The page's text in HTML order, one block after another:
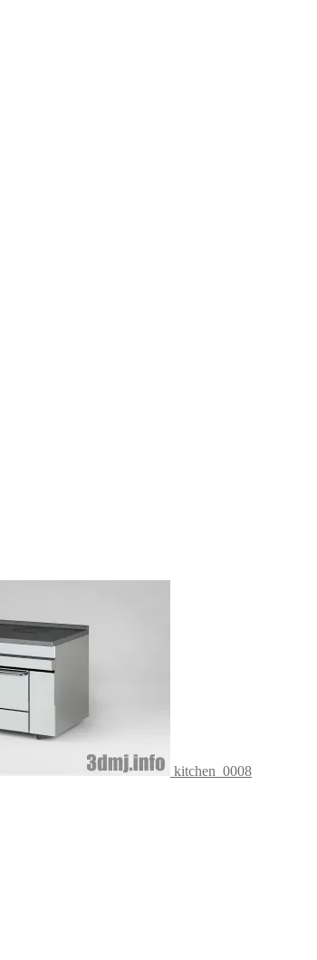
kitchen_0008